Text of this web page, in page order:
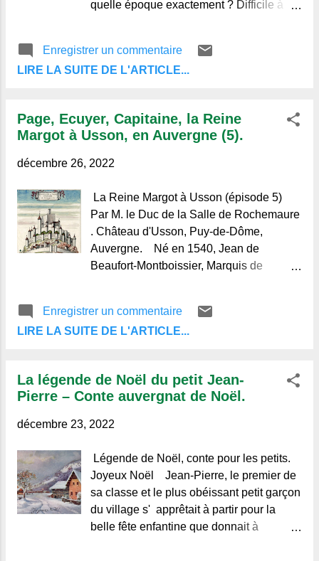
quelle époque exactement ? Difficile à
pourront, sans doute, nous en dire plus.
-" A deux kilomètres seulement de
que l'on a nommée la "Tempé Française",
l'Etablissement Thermal de Royat élève
ses élégants arceaux. Les Thermes
Royat, dans un lieu nommé le Vallon de
Saint-Mart, limité au sud par la coulée de
lave qui forme les rochers célèbres de ce
nom, et, au nord, par la montagne de
Chateix que surmontait, jadis, le château
Pépin-le-Bref et Charlemagne." ( Royat,
Eaux minérales, man...
Enregistrer un commentaire
LIRE LA SUITE DE L'ARTICLE...
Page, Ecuyer, Capitaine, la Reine
Margot à Usson, en Auvergne (5).
décembre 26, 2022
La Reine Margot à Usson (épisode 5)
Par M. le Duc de la Salle de Rochemaure
. Château d'Usson, Puy-de-Dôme,
Auvergne. Né en 1540, Jean de
Beaufort-Montboissier, Marquis de
Saint-Cirgues, seigneur de mainte autres
terres, Conseiller du Roi en ses Conseils
jadis ambassadeur à Constantinople,
grand ami des Guises et en particulier du
Duc de Mayenne, avait épousé en 1564,
mère de deux fils et de quatre filles.
C'était en 1587, quand la Reine arriva à
Usson , un beau quadragénaire que la
vie, pourtant rude, des camps où il ne
s'était guère épargné, semblait n'avoir
Enregistrer un commentaire
LIRE LA SUITE DE L'ARTICLE...
La légende de Noël du petit Jean-
Pierre – Conte auvergnat de Noël.
décembre 23, 2022
Légende de Noël, conte pour les petits.
Joyeux Noël Jean-Pierre, le premier de
sa classe et le plus obéissant petit garçon
du village s' apprêtait à partir pour la
belle fête enfantine que donnait à